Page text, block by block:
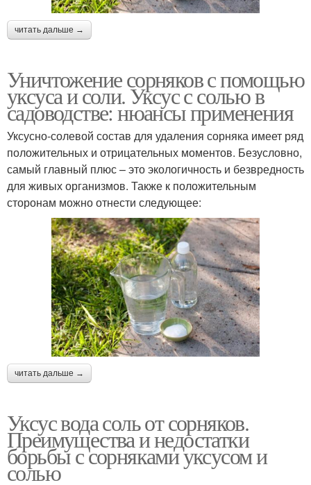
читать дальше →
Уничтожение сорняков с помощью
уксуса и соли. Уксус с солью в
садоводстве: нюансы применения
Уксусно-солевой состав для удаления сорняка имеет ряд
положительных и отрицательных моментов. Безусловно,
самый главный плюс – это экологичность и безвредность
для живых организмов. Также к положительным
сторонам можно отнести следующее:
читать дальше →
Уксус вода соль от сорняков.
Преимущества и недостатки
борьбы с сорняками уксусом и
солью